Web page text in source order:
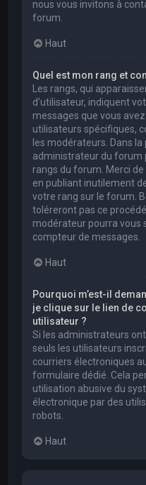
nous vous invitons à
forum.
Haut
Quel est mon rang et
Les rangs, qui
d’utilisateur, indiquent
messages que vous
utilisateurs spécifiques,
les modérateurs. Dans
administrateur du forum
rangs du forum. Merci
en publiant inutilement
votre rang sur le forum.
toléreront pas ce
modérateur pourra vous
compteur de messages.
Haut
Pourquoi m’est-il
je clique sur le lien de
utilisateur ?
Si les administrateurs
seuls les utilisateurs
courriers électroniques
formulaire dédié. Cela
utilisation abusive du
électronique par des
robots.
Haut